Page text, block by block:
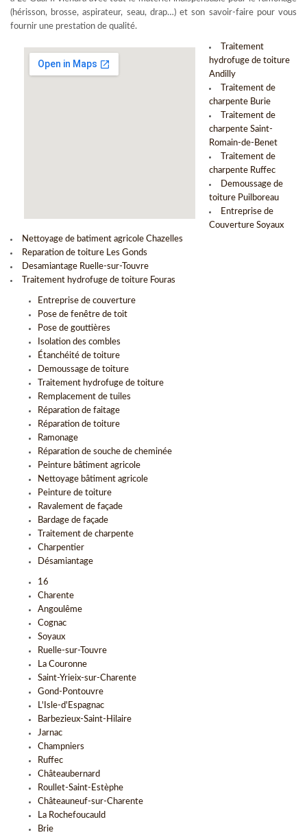
(hérisson, brosse, aspirateur, seau, drap…) et son savoir-faire pour vous
fournir une prestation de qualité.
Traitement
hydrofuge de toiture
Andilly
Traitement de
charpente Burie
Traitement de
charpente Saint-
Romain-de-Benet
Traitement de
charpente Ruffec
Demoussage de
toiture Puilboreau
Entreprise de
Couverture Soyaux
Nettoyage de batiment agricole Chazelles
Reparation de toiture Les Gonds
Desamiantage Ruelle-sur-Touvre
Traitement hydrofuge de toiture Fouras
Entreprise de couverture
Pose de fenêtre de toit
Pose de gouttières
Isolation des combles
Étanchéité de toiture
Demoussage de toiture
Traitement hydrofuge de toiture
Remplacement de tuiles
Réparation de faitage
Réparation de toiture
Ramonage
Réparation de souche de cheminée
Peinture bâtiment agricole
Nettoyage bâtiment agricole
Peinture de toiture
Ravalement de façade
Bardage de façade
Traitement de charpente
Charpentier
Désamiantage
16
Charente
Angoulême
Cognac
Soyaux
Ruelle-sur-Touvre
La Couronne
Saint-Yrieix-sur-Charente
Gond-Pontouvre
L'Isle-d'Espagnac
Barbezieux-Saint-Hilaire
Jarnac
Champniers
Ruffec
Châteaubernard
Roullet-Saint-Estèphe
Châteauneuf-sur-Charente
La Rochefoucauld
Brie